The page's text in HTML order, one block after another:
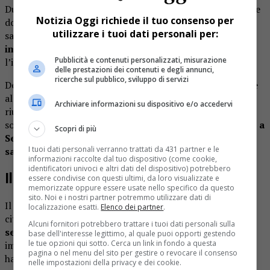
Durante l’interrogatorio i due indagati hanno risposto alle
domande del giudice, ricostruendo quanto successo nella
sala giochi. Fondamentali per l’inchiesta sono state le
immagini delle telecamere interne
l’irruzione e la colluttazione con il titolare del locale.
Determinante anche la videosorveglianza cittadina, grazie
alla quale i carabinieri della compagnia di Arona sono
riusciti a individuare l’auto usata per la fuga e a risalire ai
sospettati. I dueerano stati rintracciati poche ore dopo a
Serravalle con ancora addosso vestiti sporchi di
sangue.
Il gestore ferito durante l’assalto
Il titolare della sala slot, un cittadino cinese residente in
città,aveva preso in gestione il locale da appena una
settimana. Quando i rapinatori hanno tentato di
impossessarsi del denaro contenuto nella cambiamonete,
ha cercato di opporsi e di difendere l’incasso.
Notizia Oggi richiede il tuo consenso per
utilizzare i tuoi dati personali per:
Pubblicità e contenuti personalizzati, misurazione
delle prestazioni dei contenuti e degli annunci,
ricerche sul pubblico, sviluppo di servizi
Archiviare informazioni su dispositivo e/o accedervi
Scopri di più
I tuoi dati personali verranno trattati da 431 partner e le
informazioni raccolte dal tuo dispositivo (come cookie,
identificatori univoci e altri dati del dispositivo) potrebbero
essere condivise con questi ultimi, da loro visualizzate e
memorizzate oppure essere usate nello specifico da questo
sito. Noi e i nostri partner potremmo utilizzare dati di
localizzazione esatti. Elenco dei partner.
Alcuni fornitori potrebbero trattare i tuoi dati personali sulla
base dell'interesse legittimo, al quale puoi opporti gestendo
le tue opzioni qui sotto. Cerca un link in fondo a questa
pagina o nel menu del sito per gestire o revocare il consenso
nelle impostazioni della privacy e dei cookie.